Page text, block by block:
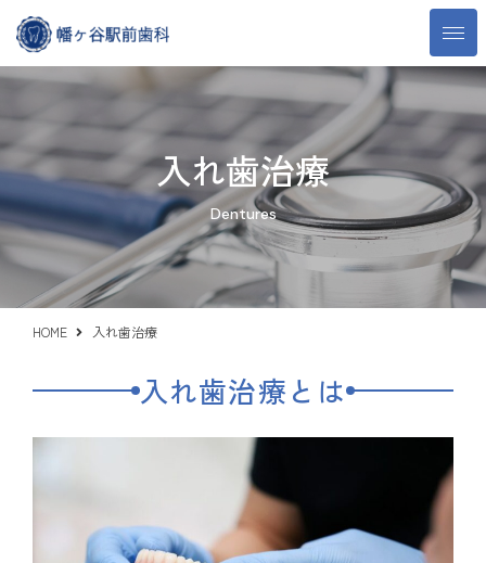
入れ歯治療
Dentures
HOME 入れ歯治療
入れ歯治療とは